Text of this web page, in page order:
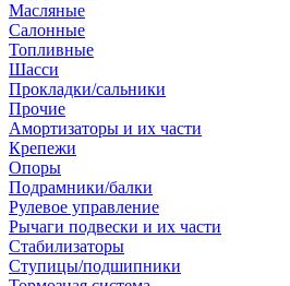
Масляные
Салонные
Топливные
Шасси
Прокладки/сальники
Прочие
Амортизаторы и их части
Крепежи
Опоры
Подрамники/балки
Рулевое управление
Рычаги подвески и их части
Стабилизаторы
Ступицы/подшипники